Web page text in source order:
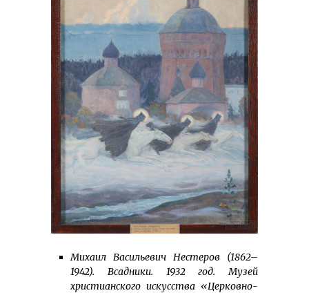
Михаил Васильевич Нестеров (1862–
1942). Всадники. 1932 год. Музей
христианского искусства «Церковно-